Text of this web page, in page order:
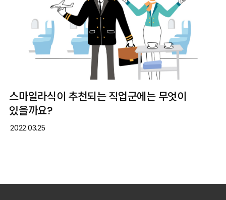
스마일라식이 추천되는 직업군에는 무엇이
있을까요?
2022.03.25